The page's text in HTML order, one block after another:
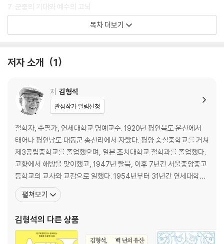
7. 군중의 기대와 예수의 고뇌
8. 예수는 과연 누구였는가
12. 화요일 저녁과 수요일의 사건
14. 예수에 대한 재판
15. 몇 사람에 관하여
16. 골고다의 언덕 위에서
17. 예수의 장례와 몇 가지 문제들
18. 예수는 과연 부활했는가
마치며. 나는 왜 이 책을 썼는가
목차 더보기
저자 소개 1
저 김형석
관심작가 알림신청
철학자, 수필가, 연세대학교 명예교수. 1920년 평안북도 운산에서
태어나 평안남도 대동군 송산리에서 자랐다. 평양 숭실중학교를 거쳐
제3공립중학교를 졸업했으며, 일본 조치대학교 철학과를 졸업했다.
고향에서 해방을 맞이했고, 1947년 탈북, 이후 7년간 서울중앙중고
등학교의 교사와 교감으로 일했다. 1954년부터 31년간 연세대학교
철학과 교수로 봉직하며 한국 철학계의 기초를 다지고 후학을 양성했
다. 1985년 퇴직한 뒤 지금까지도 줄곧 강연과 저술활동을 통해 사회
교의 철학적 이해』 같은 철학서 외에
펼쳐보기
김형석의 다른 상품